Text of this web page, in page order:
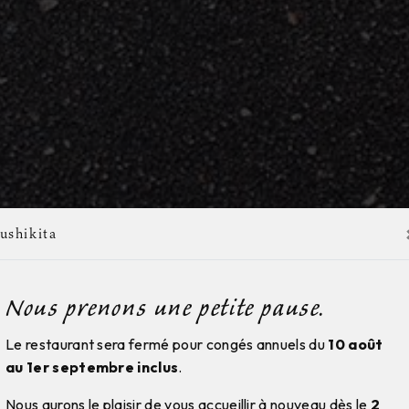
Nous prenons une petite pause.
Le restaurant sera fermé pour congés annuels du 10 août
au 1er septembre inclus.
Nous aurons le plaisir de vous accueillir à nouveau dès le 2